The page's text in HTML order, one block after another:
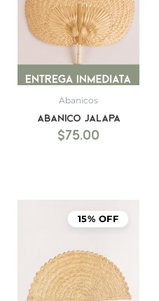
Abanicos
Abanico Jalapa
$75.00
15% OFF